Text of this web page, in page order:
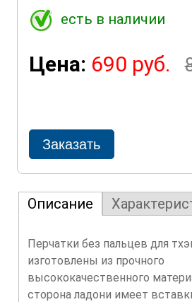
есть в наличии
Цена: 690 руб.
Описание
Перчатки без пальцев для
изготовлены из прочного
высококачественного
сторона ладони имеет